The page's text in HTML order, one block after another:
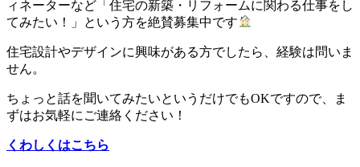
ィネーターなど「住宅の新築・リフォームに関わる仕事をし
てみたい！」という方を絶賛募集中です
住宅設計やデザインに興味がある方でしたら、経験は問いま
せん。
ちょっと話を聞いてみたいというだけでもOKですので、ま
ずはお気軽にご連絡ください！
くわしくはこちら